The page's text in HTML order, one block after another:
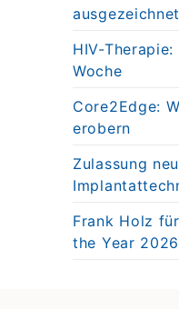
ausgezeichnet
HIV-
Woche
Core2Edge:
erobern
Zulassung
Frank Holz
the Year